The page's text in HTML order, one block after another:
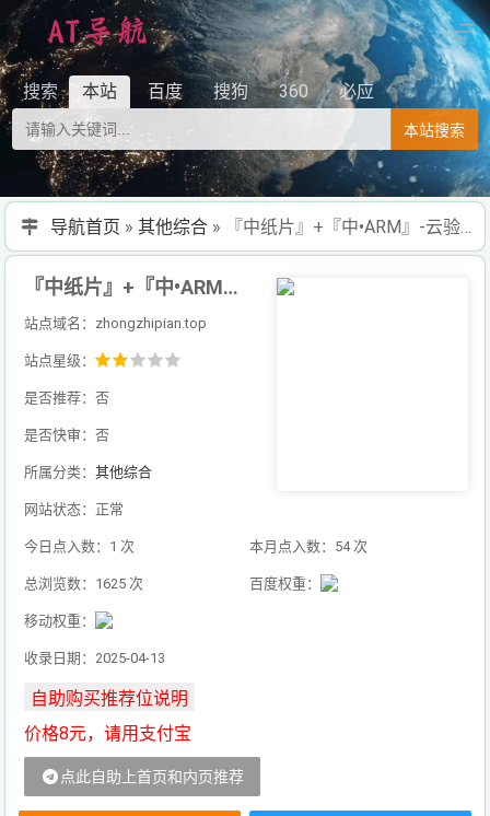
搜索 本站 百度 搜狗 360 必应
本站搜索
导航首页 » 其他综合» 『中纸片』+『中•ARM』-云验证 | 在线身份验证解决方案
『中纸片』+『中•ARM』-云验证 | 在线身份验证解决方案
站点域名：zhongzhipian.top
站点星级：
是否推荐：否
是否快审：否
所属分类： 其他综合
网站状态：正常
今日点入数：1 次 本月点入数：54 次
总浏览数：1625 次 百度权重：
移动权重：
收录日期：2025-04-13
价格8元，请用支付宝
点此自助上首页和内页推荐